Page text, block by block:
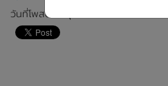
วันที่โพสต์: 1 ตุลาคม 2021